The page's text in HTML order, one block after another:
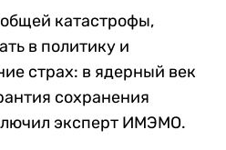
катастрофы,
в политику и
страх: в ядерный век
сохранения
эксперт ИМЭМО.